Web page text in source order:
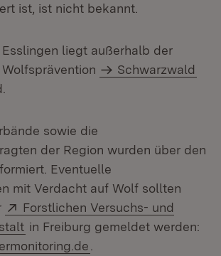
ist, ist nicht bekannt.
Esslingen liegt außerhalb der
Schwarzwald
sowie die
der Region wurden über den
Eventuelle
mit Verdacht auf Wolf sollten
Extern:
Forstlichen Versuchs- und
(Öffnet in neuem Fenster)
in Freiburg gemeldet werden: